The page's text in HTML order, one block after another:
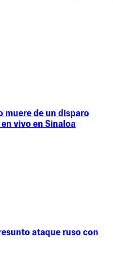
muere de un disparo
vivo en Sinaloa
ataque ruso con